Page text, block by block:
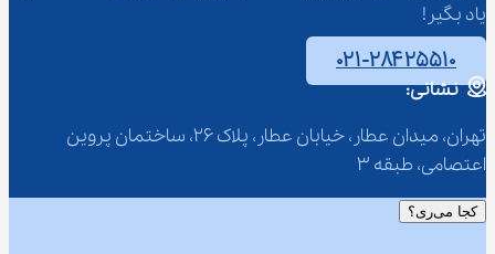
یاد بگیر!
۰۲۱-۲۸۴۲۵۵۱۰
نشانی:
تهران، میدان عطار، خیابان عطار، پلاک 26، ساختمان پروین
اعتصامی، طبقه 3
کجا می‌ری؟